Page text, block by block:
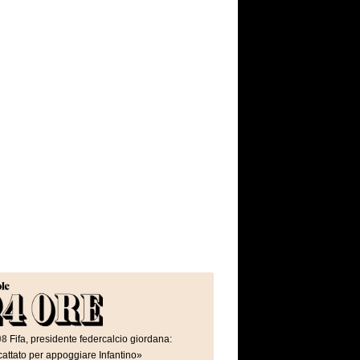
Fifa, presidente federcalcio giordana:
per appoggiare Infantino»